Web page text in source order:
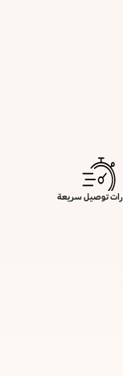
توصيل سريعة